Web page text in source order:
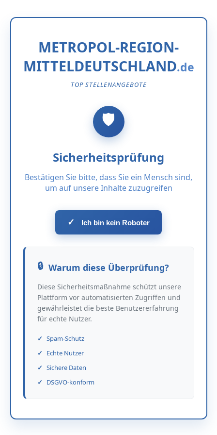
METROPOL-REGION-
MITTELDEUTSCHLAND
TOP STELLENANGEBOTE
Sicherheitsprüfung
Bestätigen Sie bitte, dass Sie ein Mensch sind,
um auf unsere Inhalte zuzugreifen
✓ Ich bin kein Roboter
Warum diese Überprüfung?
Diese Sicherheitsmaßnahme schützt unsere
Plattform vor automatisierten Zugriffen und
gewährleistet die beste Benutzererfahrung
für echte Nutzer.
Spam-Schutz
Echte Nutzer
Sichere Daten
DSGVO-konform